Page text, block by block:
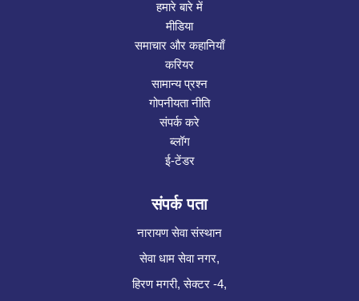
हमारे बारे में
मीडिया
समाचार और कहानियाँ
करियर
सामान्य प्रश्न
गोपनीयता नीति
संपर्क करे
ब्लॉग
ई-टेंडर
संपर्क पता
नारायण सेवा संस्थान
सेवा धाम सेवा नगर,
हिरण मगरी, सेक्टर -4,